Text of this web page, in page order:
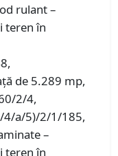
rulant –
teren în
de 5.289 mp,
2/4,
a/5)/2/1/185,
–
teren în